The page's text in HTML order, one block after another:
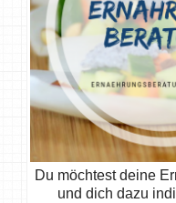
Du möchtest deine
und dich dazu